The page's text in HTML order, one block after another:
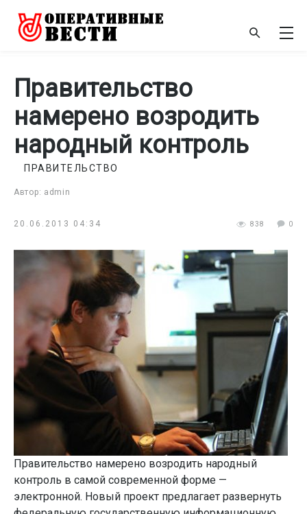
Правительство
намерено возродить
народный контроль
Автор: admin
ПРАВИТЕЛЬСТВО
20.06.2013 04:34 838 0
Правительство намерено возродить народный
контроль в самой современной форме —
электронной. Новый проект предлагает развернуть